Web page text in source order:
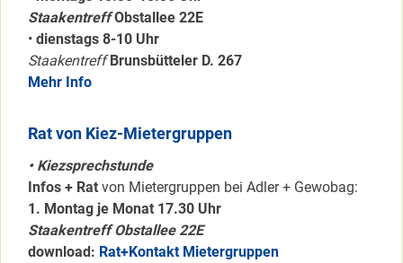
Staakentreff Obstallee 22E
• dienstags 8-10 Uhr
Staakentreff Brunsbütteler D. 267
Mehr Info
Rat von Kiez-Mietergruppen
• Kiezsprechstunde
Infos + Rat von Mietergruppen bei Adler + Gewobag:
1. Montag je Monat 17.30 Uhr
Staakentreff Obstallee 22E
download: Rat+Kontakt Mietergruppen